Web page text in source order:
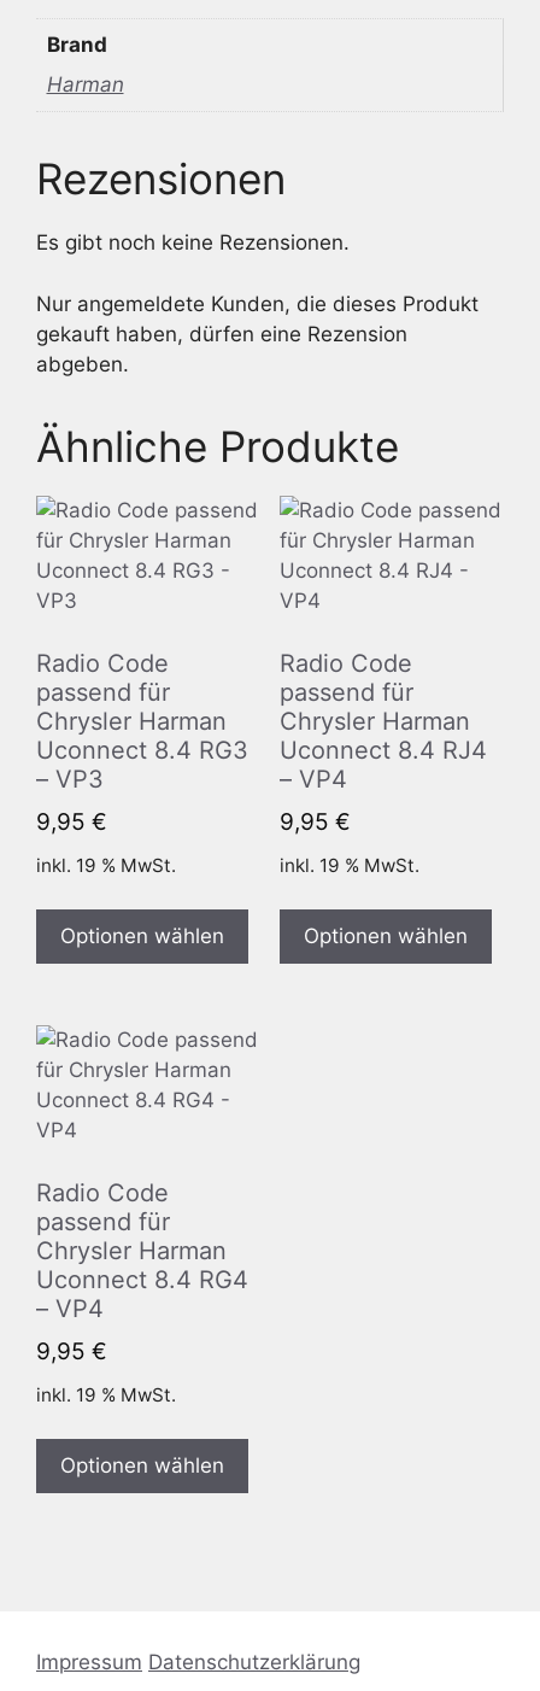
Brand
Harman
Rezensionen
Es gibt noch keine Rezensionen.
Nur angemeldete Kunden, die dieses Produkt
gekauft haben, dürfen eine Rezension
abgeben.
Ähnliche Produkte
Radio Code
passend für
Chrysler Harman
Uconnect 8.4 RG3
– VP3
9,95 €
inkl. 19 % MwSt.
Optionen wählen
Radio Code
passend für
Chrysler Harman
Uconnect 8.4 RJ4
– VP4
9,95 €
inkl. 19 % MwSt.
Optionen wählen
Radio Code
passend für
Chrysler Harman
Uconnect 8.4 RG4
– VP4
9,95 €
inkl. 19 % MwSt.
Optionen wählen
Impressum Datenschutzerklärung